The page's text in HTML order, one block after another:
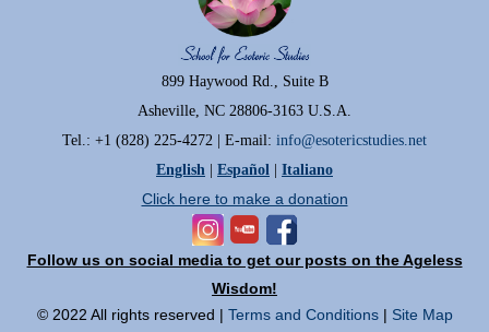
899 Haywood Rd., Suite B
Asheville, NC 28806-3163 U.S.A.
Tel.: +1 (828) 225-4272 | E-mail: info@esotericstudies.net
English
Español Italiano
Click here to make a donation
Follow us on social media to get our posts on the Ageless
Wisdom!
© 2022 All rights reserved | Terms and Conditions| Site Map